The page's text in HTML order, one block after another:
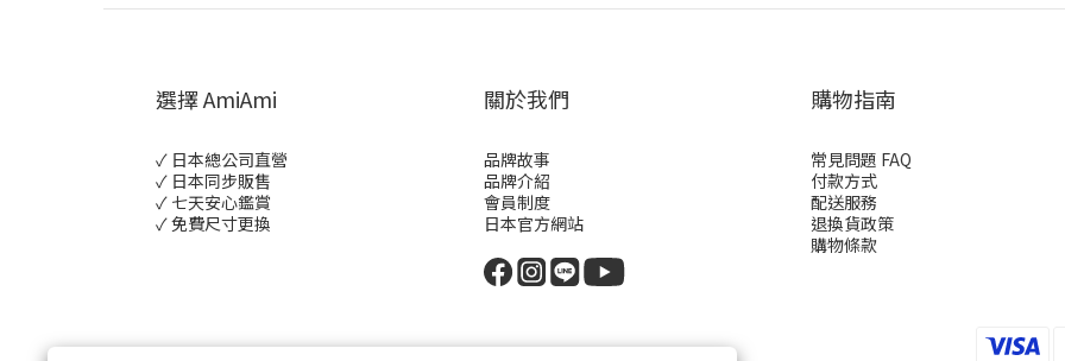
選擇 AmiAmi
✓ 日本總公司直營
✓ 日本同步販售
✓ 七天安心鑑賞
✓ 免費尺寸更換
關於我們
品牌故事
品牌介紹
會員制度
日本官方網站
購物指南
常見問題 FAQ
付款方式
配送服務
退換貨政策
購物條款